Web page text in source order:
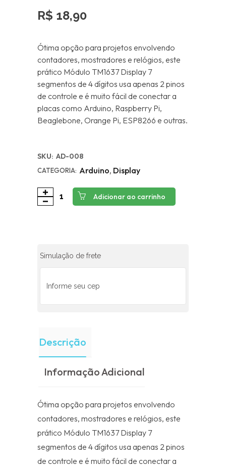
R$ 18,90
Ótima opção para projetos envolvendo
contadores, mostradores e relógios, este
prático Módulo TM1637 Display 7
segmentos de 4 dígitos usa apenas 2 pinos
de controle e é muito fácil de conectar a
placas como Arduino, Raspberry Pi,
Beaglebone, Orange Pi, ESP8266 e outras.
SKU: AD-008
CATEGORIA: Arduino, Display
Adicionar ao carrinho
Simulação de frete
Descrição
Informação Adicional
Ótima opção para projetos envolvendo
contadores, mostradores e relógios, este
prático Módulo TM1637 Display 7
segmentos de 4 dígitos usa apenas 2 pinos
de controle e é muito fácil de conectar a